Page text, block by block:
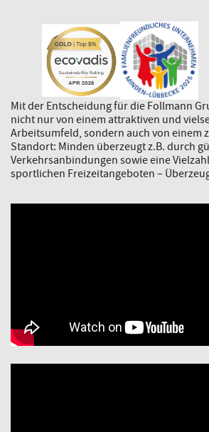
Mit der Entscheidung für die Follmann
nicht nur von einem attraktiven und
Arbeitsumfeld, sondern auch von einem
Standort: Minden überzeugt z.B. durch
Verkehrsanbindungen sowie eine
sportlichen Freizeitangeboten –